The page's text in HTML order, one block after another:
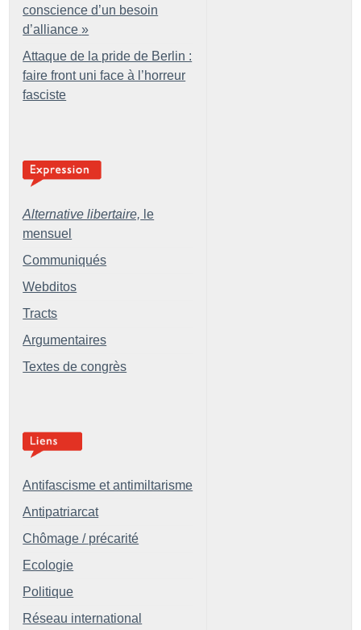
conscience d’un besoin
d’alliance »
Attaque de la pride de Berlin :
faire front uni face à l’horreur
fasciste
Alternative libertaire, le
mensuel
Communiqués
Webditos
Tracts
Argumentaires
Textes de congrès
Antifascisme et antimiltarisme
Antipatriarcat
Chômage / précarité
Ecologie
Politique
Réseau international